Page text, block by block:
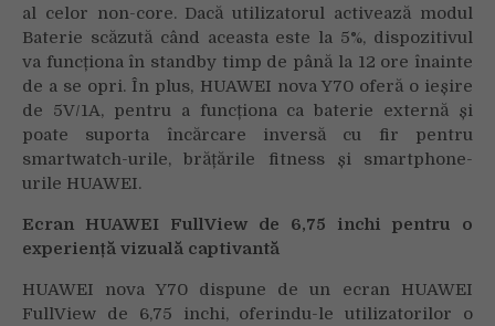
al celor non-core. Dacă utilizatorul activează modul
Baterie scăzută când aceasta este la 5%, dispozitivul
va funcționa în standby timp de până la 12 ore înainte
de a se opri. În plus, HUAWEI nova Y70 oferă o ieșire
de 5V/1A, pentru a funcționa ca baterie externă și
poate suporta încărcare inversă cu fir pentru
smartwatch-urile, brățările fitness și smartphone-
urile HUAWEI.
Ecran HUAWEI FullView de 6,75 inchi pentru o
experiență vizuală captivantă
HUAWEI nova Y70 dispune de un ecran HUAWEI
FullView de 6,75 inchi, oferindu-le utilizatorilor o